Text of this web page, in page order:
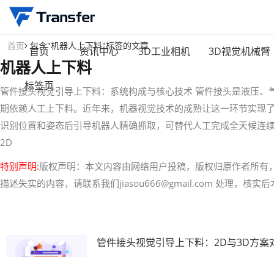
首页 资讯中心 3D工业相机 3D视觉机械臂
标签页
首页 包含"机器人上下料"标签的文章
机器人上下料
管件接头视觉引导上下料：系统构成与核心技术 管件接头是液压
期依赖人工上下料。近年来，机器视觉技术的成熟让这一环节实
识别位置和姿态后引导机器人精确抓取，可替代人工完成全天候
2D
特别声明:版权声明：本文内容由网络用户投稿，版权归原作者所
描述失实的内容，请联系我们jiasou666@gmail.com 处理，核实
管件接头视觉引导上下料：2D与3D方案